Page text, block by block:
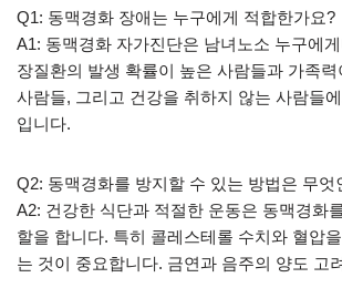
Q1: 동맥경화 장애는 누구에게 적합한가요?
A1: 동맥경화 자가진단은 남녀노소 누구에
장질환의 발생 확률이 높은 사람들과 가족
사람들, 그리고 건강을 취하지 않는 사람들
입니다.
Q2: 동맥경화를 방지할 수 있는 방법은 무엇
A2: 건강한 식단과 적절한 운동은 동맥경화
할을 합니다. 특히 콜레스테롤 수치와 혈압
는 것이 중요합니다. 금연과 음주의 양도 고